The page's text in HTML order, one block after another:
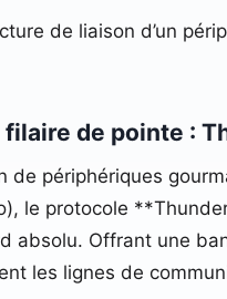
de liaison d’un
de pointe :
de périphériques
le protocole
absolu. Offrant une
les lignes de